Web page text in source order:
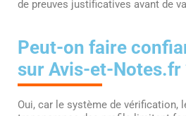
de preuves justificatives avant de
Peut-on faire
sur Avis-et-Notes.fr
Oui, car le système de vérification,